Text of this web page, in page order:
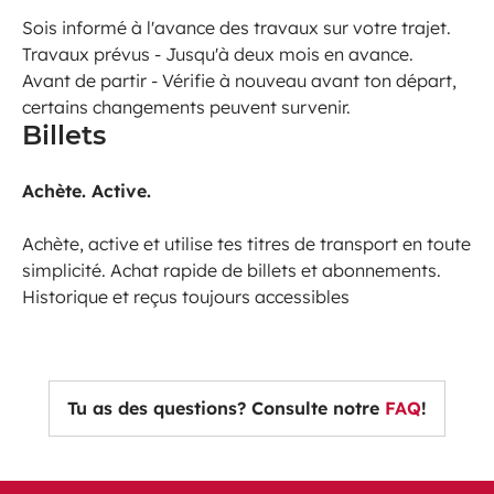
Sois informé à l'avance des travaux sur votre trajet.
Travaux prévus - Jusqu'à deux mois en avance.
Avant de partir - Vérifie à nouveau avant ton départ,
certains changements peuvent survenir.
Billets
Achète. Active.
Achète, active et utilise tes titres de transport en toute
simplicité. Achat rapide de billets et abonnements.
Historique et reçus toujours accessibles
Tu as des questions? Consulte notre FAQ!